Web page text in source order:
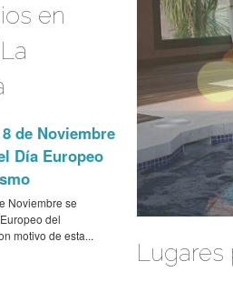
en
de Noviembre
Día Europeo
Noviembre se
del
motivo de esta...
Lugares